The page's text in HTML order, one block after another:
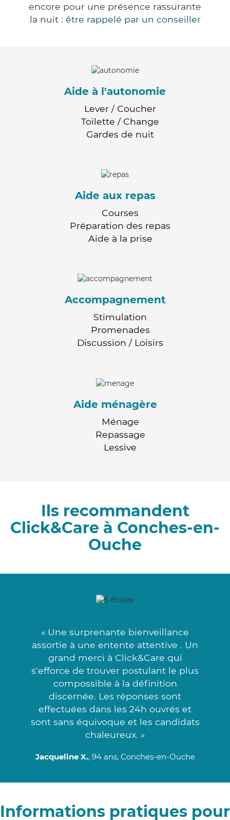
encore pour une présence rassurante
la nuit : être rappelé par un conseiller
Aide à l'autonomie
Lever / Coucher
Toilette / Change
Gardes de nuit
Aide aux repas
Courses
Préparation des repas
Aide à la prise
Accompagnement
Stimulation
Promenades
Discussion / Loisirs
Aide ménagère
Ménage
Repassage
Lessive
Ils recommandent
Click&Care à Conches-en-
Ouche
« Une surprenante bienveillance
assortie à une entente attentive . Un
grand merci à Click&Care qui
s'efforce de trouver postulant le plus
compossible à la définition
discernée. Les réponses sont
effectuées dans les 24h ouvrés et
sont sans équivoque et les candidats
chaleureux. »
Jacqueline X., 94 ans, Conches-en-Ouche
Informations pratiques pour